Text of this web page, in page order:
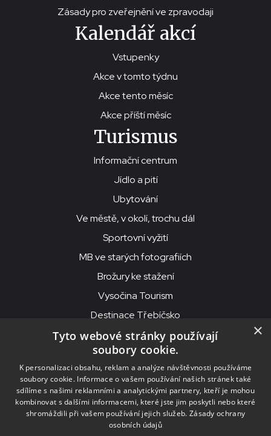
Zásady pro zveřejnění ve zpravodaji
Kalendář akcí
Vstupenky
Akce v tomto týdnu
Akce tento měsíc
Akce příští měsíc
Turismus
Informační centrum
Jídlo a pití
Ubytování
Ve městě, v okolí, trochu dál
Sportovní vyžití
MB ve starých fotografiích
Brožury ke stažení
Vysočina Tourism
Destinace Třebíčsko
© 2026MKS Beseda Mor. Budějovice
MKS Beseda, příspěvková organizace, Purcnerova 62, 676 02
Moravské Budějovice
IČO: 00091758, DIČ: CZ00091758, ID datové schránky: chjn2kd
×
Tyto webové stránky používají
soubory cookie.
K personalizaci obsahu, reklam a analýze návštěvnosti používáme
soubory cookie. Informace o vašem používání našich stránek také
sdílíme s našimi reklamními a analytickými partnery, kteří je mohou
kombinovat s dalšími informacemi, které jste jim poskytli nebo které
shromáždili při vašem používání jejich služeb. Zásady ochrany
osobních údajů